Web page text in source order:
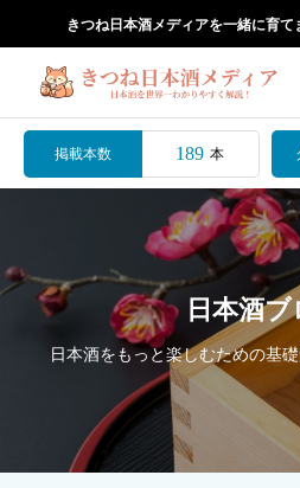
きつね日本酒メディアを一緒に育て
掲載本数 189 本
日本酒
日本酒をもっと楽しむための基